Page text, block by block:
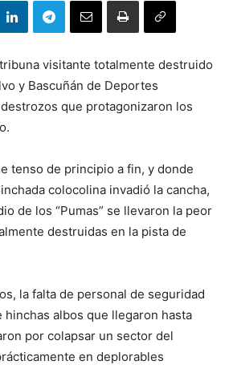
visitante totalmente destruido
y Bascuñán de Deportes
que protagonizaron los
tenso de principio a fin, y donde
colocolina invadió la cancha,
de los “Pumas” se llevaron la peor
destruidas en la pista de
la falta de personal de seguridad
hinchas albos que llegaron hasta
por colapsar un sector del
en deplorables